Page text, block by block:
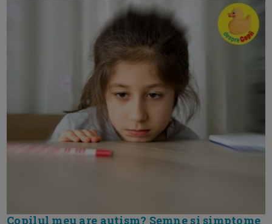
Copilul meu are autism? Semne si simptome